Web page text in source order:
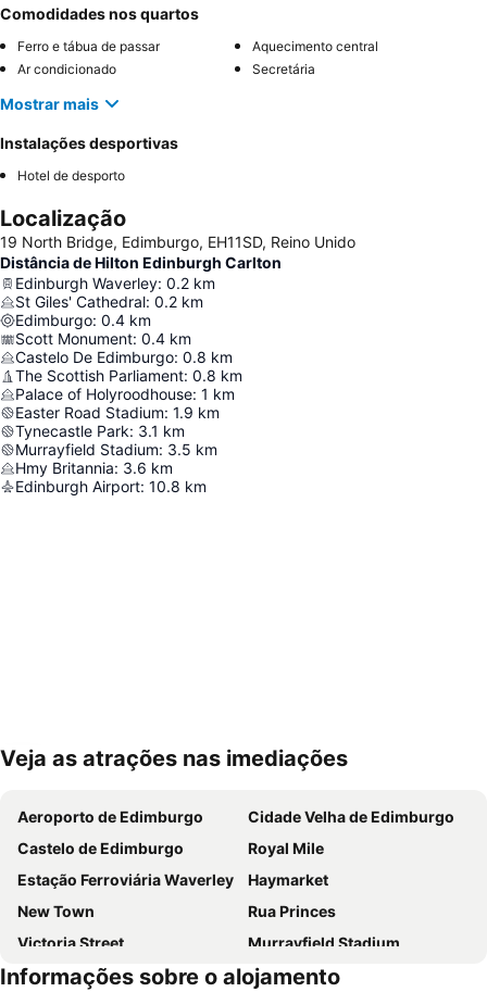
Comodidades nos quartos
Ferro e tábua de passar
Aquecimento central
Ar condicionado
Secretária
Mostrar mais
Instalações desportivas
Hotel de desporto
Localização
19 North Bridge, Edimburgo, EH11SD, Reino Unido
Distância de Hilton Edinburgh Carlton
Edinburgh Waverley: 0.2 km
St Giles' Cathedral: 0.2 km
Edimburgo: 0.4 km
Scott Monument: 0.4 km
Castelo De Edimburgo: 0.8 km
The Scottish Parliament: 0.8 km
Palace of Holyroodhouse: 1 km
Easter Road Stadium: 1.9 km
Tynecastle Park: 3.1 km
Murrayfield Stadium: 3.5 km
Hmy Britannia: 3.6 km
Edinburgh Airport: 10.8 km
Ampliar mapa
Veja as atrações nas imediações
Aeroporto de Edimburgo
Cidade Velha de Edimburgo
Castelo de Edimburgo
Royal Mile
Estação Ferroviária Waverley
Haymarket
New Town
Rua Princes
Victoria Street
Murrayfield Stadium
Grassmarket
Museu Nacional da Escócia
Informações sobre o alojamento